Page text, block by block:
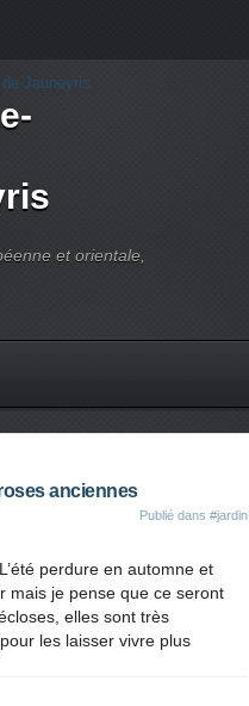
et orientale,
anciennes
Publié dans #jardin
perdure en automne et
mais je pense que ce seront
elles sont très
les laisser vivre plus